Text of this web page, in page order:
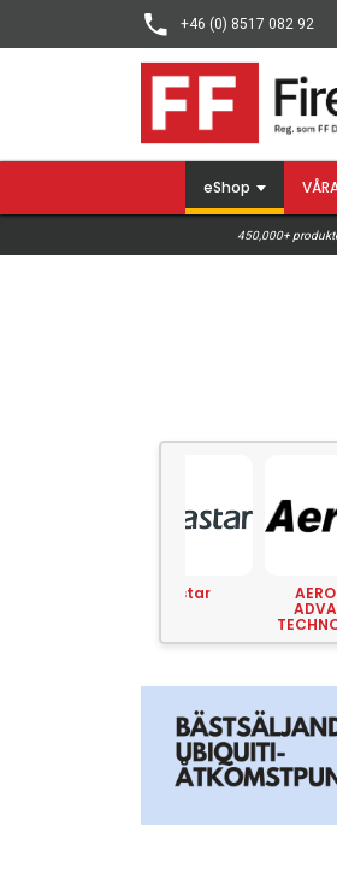
+46 (0) 8517 082 92
eShop
450,000+
Yeastar